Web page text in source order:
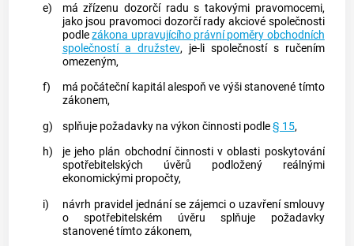
e)
má zřízenu dozorčí radu s takovými pravomocemi,
jako jsou pravomoci dozorčí radyakciové společnosti
podlezákona upravujícího právní poměry obchodních
společností a družstev, je-li společností s ručením
omezeným,
f)
má počáteční kapitál alespoň ve výši stanovené tímto
zákonem,
g)
splňuje požadavky na výkon činnosti podle§ 15,
h)
je jeho plán obchodní činnosti v oblasti poskytování
spotřebitelských úvěrů podložený reálnými
ekonomickými propočty,
i)
návrh pravidel jednání se zájemci o uzavření smlouvy
ospotřebitelském úvěru splňuje požadavky
stanovené tímto zákonem,